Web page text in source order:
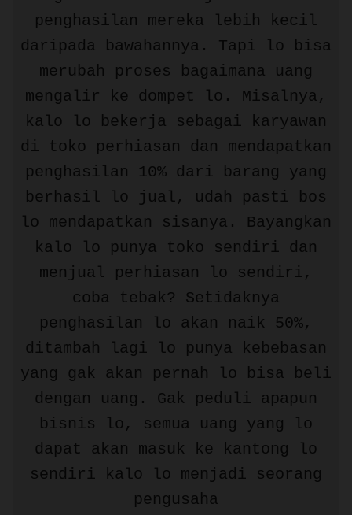
penghasilan mereka lebih kecil
daripada bawahannya. Tapi lo bisa
merubah proses bagaimana uang
mengalir ke dompet lo. Misalnya,
kalo lo bekerja sebagai karyawan
di toko perhiasan dan mendapatkan
penghasilan 10% dari barang yang
berhasil lo jual, udah pasti bos
lo mendapatkan sisanya. Bayangkan
kalo lo punya toko sendiri dan
menjual perhiasan lo sendiri,
coba tebak? Setidaknya
penghasilan lo akan naik 50%,
ditambah lagi lo punya kebebasan
yang gak akan pernah lo bisa beli
dengan uang. Gak peduli apapun
bisnis lo, semua uang yang lo
dapat akan masuk ke kantong lo
sendiri kalo lo menjadi seorang
pengusaha